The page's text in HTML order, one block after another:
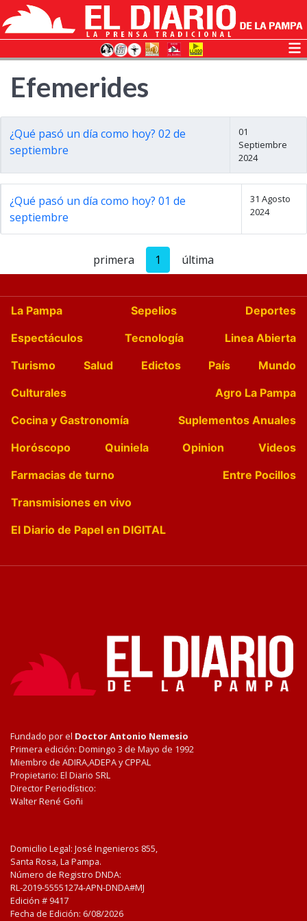
Efemerides
¿Qué pasó un día como hoy? 02 de
septiembre
01
Septiembre
2024
¿Qué pasó un día como hoy? 01 de
septiembre
31 Agosto
2024
primera 1 última
La Pampa Sepelios
Deportes
Espectáculos
Tecnología
Linea Abierta
Turismo
Salud Edictos País
Mundo
Culturales
Agro La Pampa
Cocina y Gastronomía
Suplementos Anuales
Horóscopo
Quiniela Opinion
Videos
Farmacias de turno
Entre Pocillos
Transmisiones en vivo
El Diario de Papel en DIGITAL
Fundado por el Doctor Antonio Nemesio
Primera edición: Domingo 3 de Mayo de 1992
Miembro de ADIRA,ADEPA y CPPAL
Propietario: El Diario SRL
Director Periodístico:
Walter René Goñi
Domicilio Legal: José Ingenieros 855,
Santa Rosa, La Pampa.
Número de Registro DNDA:
RL-2019-55551274-APN-DNDA#MJ
Edición # 9417
Fecha de Edición: 6/08/2026